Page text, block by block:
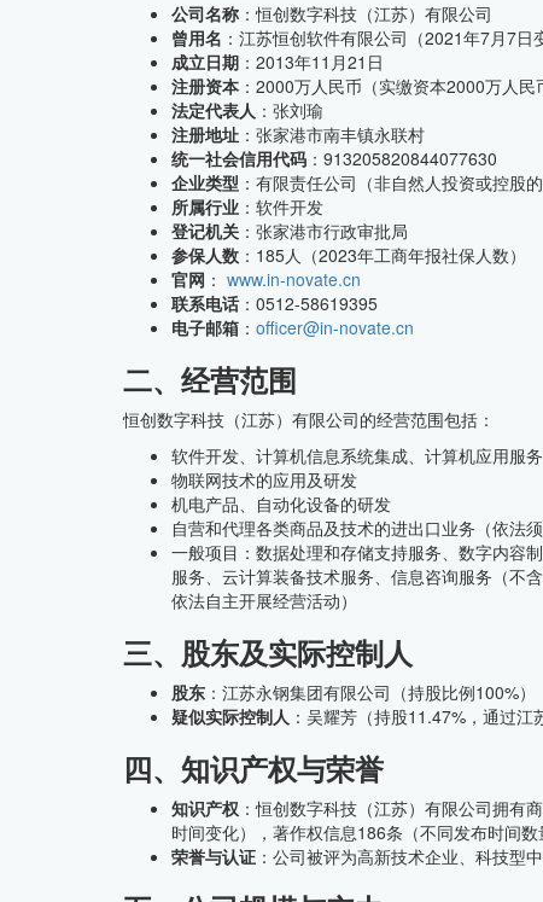
公司名称 ：恒创数字科技（江苏）有限公司
曾用名 ：江苏恒创软件有限公司（2021年7月7日
成立日期 ：2013年11月21日
注册资本 ：2000万人民币（实缴资本2000万人民
法定代表人 ：张刘瑜
注册地址 ：张家港市南丰镇永联村
统一社会信用代码 ：913205820844077630
企业类型 ：有限责任公司（非自然人投资或控股的
所属行业 ：软件开发
登记机关 ：张家港市行政审批局
参保人数 ：185人（2023年工商年报社保人数）
官网 ： www.in-novate.cn
联系电话 ：0512-58619395
电子邮箱 ： officer@in-novate.cn
二、经营范围
恒创数字科技（江苏）有限公司的经营范围包括：
软件开发、计算机信息系统集成、计算机应用服务
物联网技术的应用及研发
机电产品、自动化设备的研发
自营和代理各类商品及技术的进出口业务（依法
一般项目：数据处理和存储支持服务、数字内容
服务、云计算装备技术服务、信息咨询服务（不
依法自主开展经营活动）
三、股东及实际控制人
股东 ：江苏永钢集团有限公司（持股比例100%）
疑似实际控制人 ：吴耀芳（持股11.47%，通过江
四、知识产权与荣誉
知识产权 ：恒创数字科技（江苏）有限公司拥有
时间变化），著作权信息186条（不同发布时间数
荣誉与认证 ：公司被评为高新技术企业、科技型